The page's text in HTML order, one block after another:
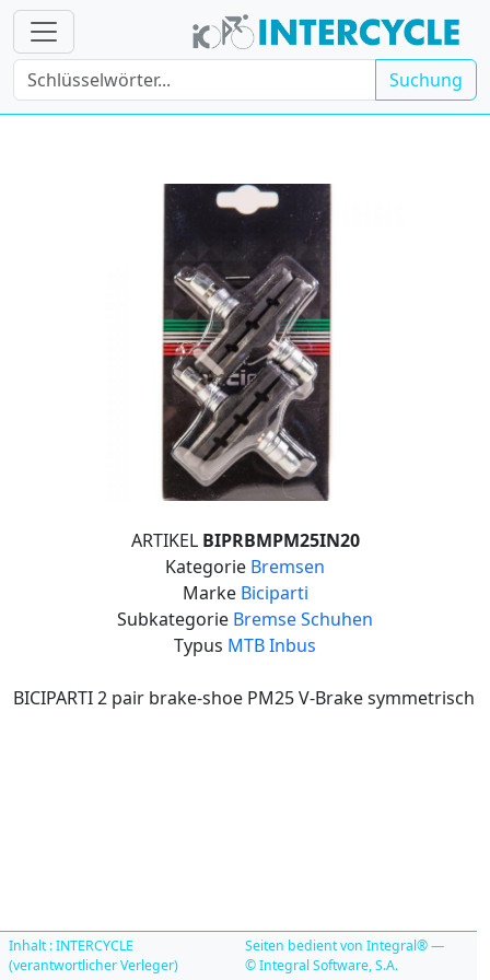
Suchung
ARTIKEL BIPRBMPM25IN20
Kategorie Bremsen
Marke Biciparti
Subkategorie Bremse Schuhen
Typus MTB Inbus
BICIPARTI 2 pair brake-shoe PM25 V-Brake symmetrisch
Inhalt : INTERCYCLE
(verantwortlicher Verleger)
Seiten bedient von Integral® —
© Integral Software, S.A.